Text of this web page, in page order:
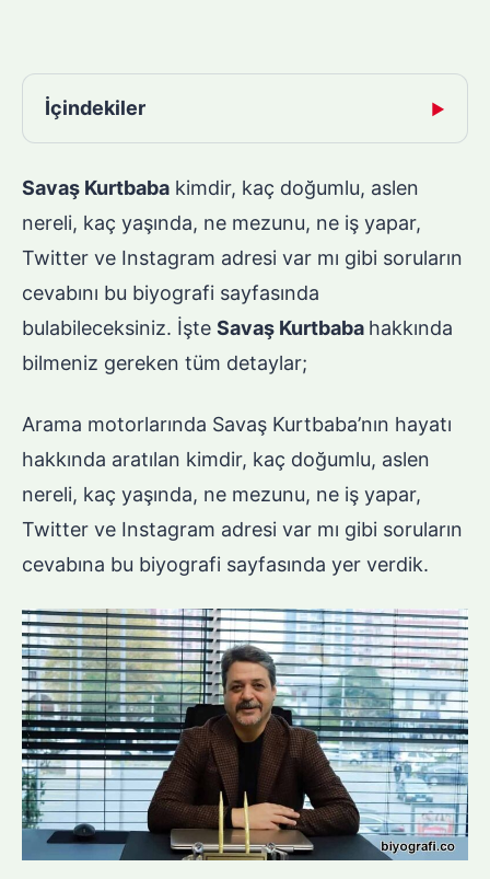
İçindekiler ▶
Savaş Kurtbaba kimdir, kaç doğumlu, aslen
nereli, kaç yaşında, ne mezunu, ne iş yapar,
Twitter ve Instagram adresi var mı gibi soruların
cevabını bu biyografi sayfasında
bulabileceksiniz. İşte Savaş Kurtbaba hakkında
bilmeniz gereken tüm detaylar;
Arama motorlarında Savaş Kurtbaba’nın hayatı
hakkında aratılan kimdir, kaç doğumlu, aslen
nereli, kaç yaşında, ne mezunu, ne iş yapar,
Twitter ve Instagram adresi var mı gibi soruların
cevabına bu biyografi sayfasında yer verdik.